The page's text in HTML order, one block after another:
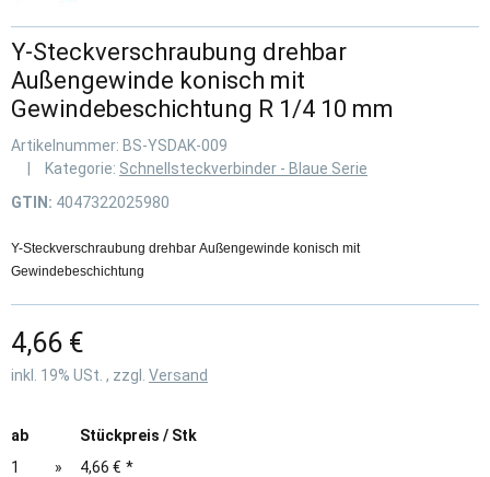
Y-Steckverschraubung drehbar
Außengewinde konisch mit
Gewindebeschichtung R 1/4 10 mm
Artikelnummer: BS-YSDAK-009
Kategorie: Schnellsteckverbinder - Blaue Serie
GTIN: 4047322025980
Y-Steckverschraubung drehbar Außengewinde konisch mit
Gewindebeschichtung
4,66 €
inkl. 19% USt. , zzgl. Versand
ab
Stückpreis / Stk
1
» 4,66 € *